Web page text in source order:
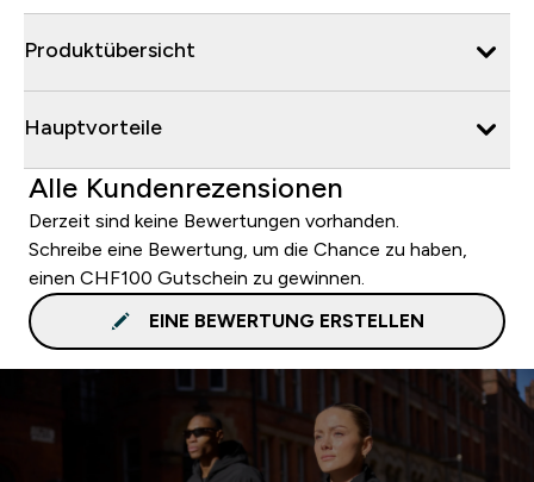
Produktübersicht
Hauptvorteile
Alle Kundenrezensionen
Derzeit sind keine Bewertungen vorhanden.
Schreibe eine Bewertung, um die Chance zu haben,
einen CHF100 Gutschein zu gewinnen.
EINE BEWERTUNG ERSTELLEN